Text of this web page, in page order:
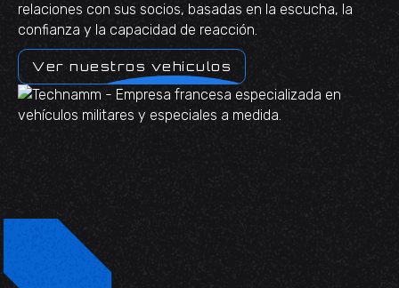
relaciones con sus socios, basadas en la escucha, la
confianza y la capacidad de reacción.
Ver nuestros vehículos